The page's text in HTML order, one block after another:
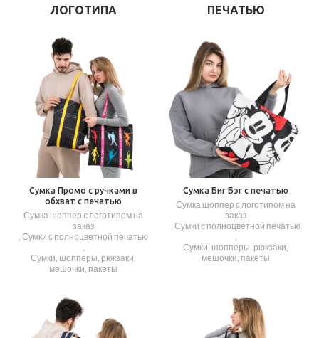
ЛОГОТИПА
ПЕЧАТЬЮ
Сумка Промо с ручками в
обхват с печатью
Сумка шоппер с логотипом на
заказ
, Сумки с полноцветной печатью
,
Сумки, шопперы, рюкзаки,
мешочки, пакеты
Сумка Биг Бэг с печатью
Сумка шоппер с логотипом на
заказ
, Сумки с полноцветной печатью
,
Сумки, шопперы, рюкзаки,
мешочки, пакеты